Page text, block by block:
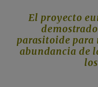
El proyecto
parasitoide
abundancia de